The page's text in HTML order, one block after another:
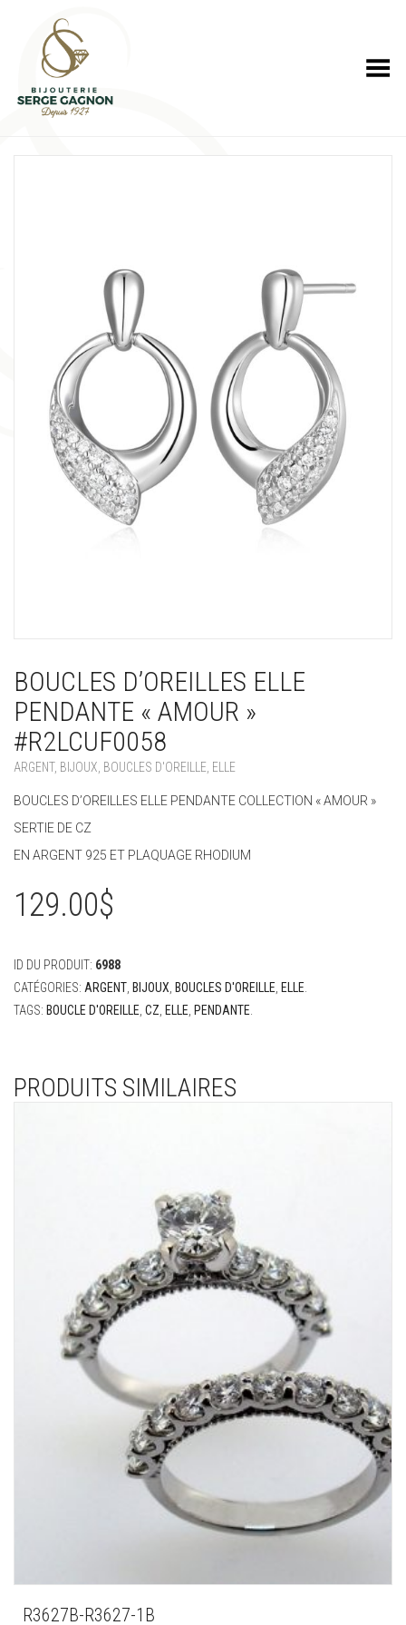
Toggle Menu
BOUCLES D’OREILLES ELLE
PENDANTE « AMOUR »
#R2LCUF0058
ARGENT, BIJOUX BOUCLES D'OREILLE ELLE
BOUCLES D’OREILLES ELLE PENDANTE COLLECTION « AMOUR »
SERTIE DE CZ
EN ARGENT 925 ET PLAQUAGE RHODIUM
129.00$
ID DU PRODUIT: 6988
CATÉGORIES: ARGENT BIJOUX BOUCLES D'OREILLE ELLE
TAGS: BOUCLE D'OREILLE CZ ELLE PENDANTE
PRODUITS SIMILAIRES
R3627B-R3627-1B